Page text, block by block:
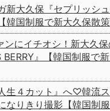
新大久保『セプリッシ
韓国制服で新大久保散
ンにイチオシ！新大久
BERRY』【韓国制服で
生４カット』へ♡韓流
なりきり撮影【韓国制